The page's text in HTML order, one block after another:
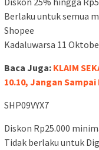
Berlaku untuk semua
Shopee
Kadaluwarsa 11
Baca Juga: KLAIM
10.10, Jangan
SHP09VYX7
Diskon Rp25.000
Tidak berlaku untuk